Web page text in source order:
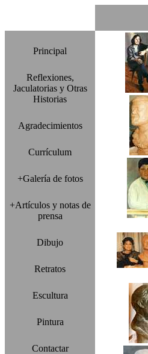
Principal
Reflexiones,
Jaculatorias y Otras
Historias
Agradecimientos
Currículum
+Galería de fotos
+Artículos y notas de
prensa
Dibujo
Retratos
Escultura
Pintura
Contactar